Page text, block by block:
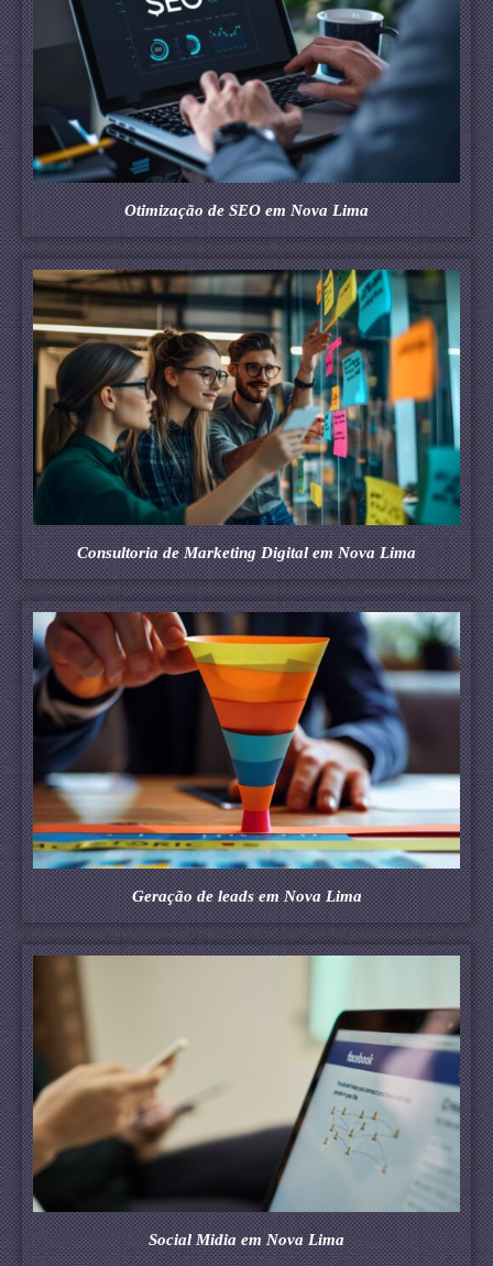
Otimização de SEO em Nova Lima
Consultoria de Marketing Digital em Nova Lima
Geração de leads em Nova Lima
Social Midia em Nova Lima